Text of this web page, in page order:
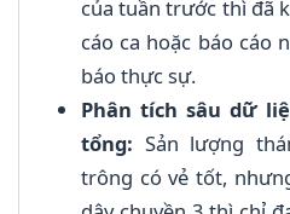
của tuần trước thì đã
cáo ca hoặc báo cáo
báo thực sự.
Phân tích sâu dữ
tổng: Sản lượng
trông có vẻ tốt,